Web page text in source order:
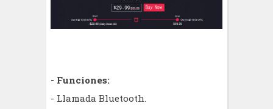
- Funciones:
- Llamada Bluetooth.